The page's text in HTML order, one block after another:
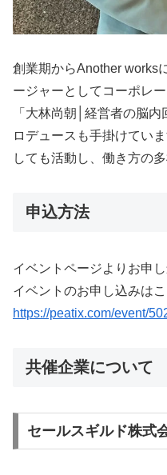
創業期からAnother works
ージャーとしてコーポレ
「大林尚朝│経営者の脳
ロデュースも手掛けてい
しても活動し、働き方の
申込方法
イベントページよりお申し
イベントのお申し込みは
https://peatix.com/event/
共催企業について
セールスギルド株式